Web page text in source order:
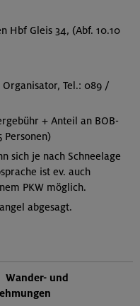
Hbf Gleis 34, (Abf. 10.10
Organisator, Tel.: 089 /
+ Anteil an BOB-
Personen)
sich je nach Schneelage
ist ev. auch
PKW möglich.
abgesagt.
Wander- und